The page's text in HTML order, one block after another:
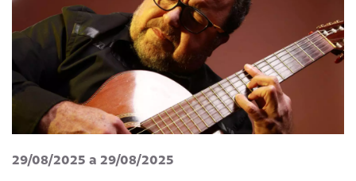
Escola
Fale conosco
PT
29/08/2025 a 29/08/2025